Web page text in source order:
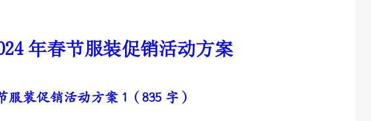
2024年春节服装促销活动方案1（835字）